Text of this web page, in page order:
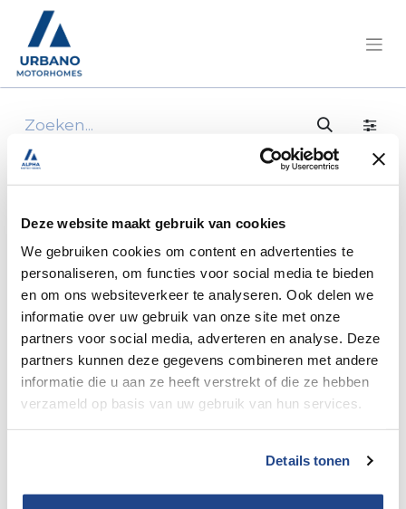
Deze website maakt gebruik van cookies
We gebruiken cookies om content en advertenties te
personaliseren, om functies voor social media te bieden
en om ons websiteverkeer te analyseren. Ook delen we
informatie over uw gebruik van onze site met onze
partners voor social media, adverteren en analyse. Deze
partners kunnen deze gegevens combineren met andere
informatie die u aan ze heeft verstrekt of die ze hebben
verzameld op basis van uw gebruik van hun services.
Details tonen